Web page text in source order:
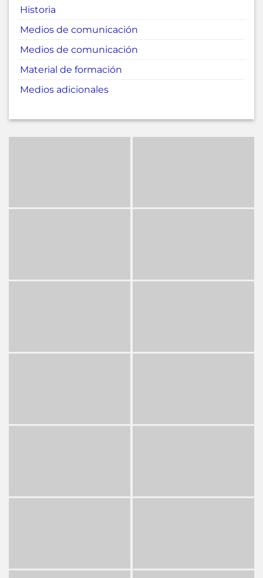
Historia
Medios de comunicación
Medios de comunicación
Material de formación
Medios adicionales